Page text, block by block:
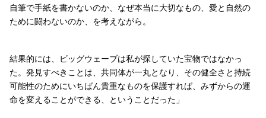
自筆で手紙を書かないのか、なぜ本当に大切なもの、愛と自然の
ために闘わないのか、を考えながら。
結果的には、ビッグウェーブは私が探していた宝物ではなかっ
た。発見すべきことは、共同体が一丸となり、その健全さと持続
可能性のためにいちばん貴重なものを保護すれば、みずからの運
命を変えることができる、ということだった」